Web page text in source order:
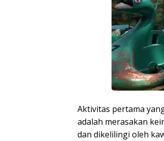
Aktivitas pertama
adalah merasakan
dan dikelilingi oleh